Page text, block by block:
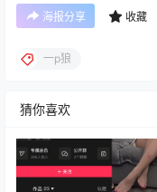
海报分享 收藏
一p狼
猜你喜欢